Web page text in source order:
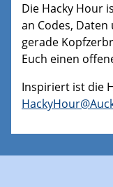
Die Hacky Hour
an Codes,
gerade
Euch einen
Inspiriert ist die